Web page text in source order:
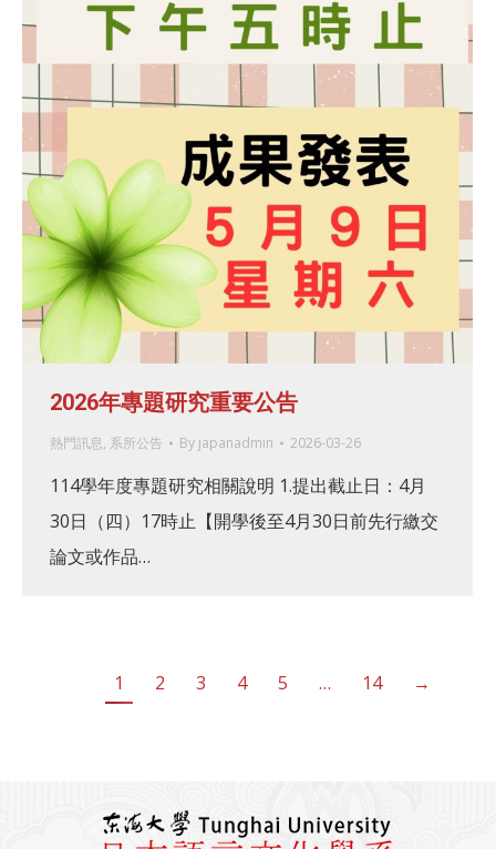
2026年專題研究重要公告
熱門訊息, 系所公告 By japanadmin 2026-03-26
114學年度專題研究相關說明 1.提出截止日：4月
30日（四）17時止【開學後至4月30日前先行繳交
論文或作品…
1 2 3 4 5 … 14 →